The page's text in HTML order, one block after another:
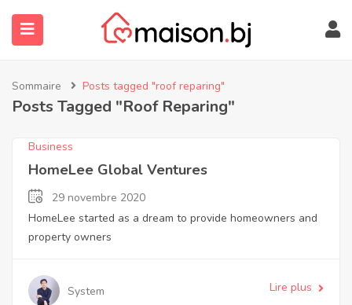
(À Propos)
Sommaire Posts tagged "roof reparing"
Posts Tagged "roof Reparing"
Business
HomeLee Global Ventures
29 novembre 2020
HomeLee started as a dream to provide homeowners and
property owners
System Lire plus